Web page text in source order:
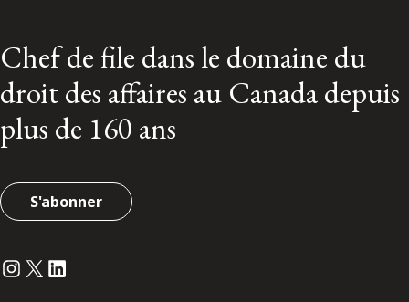
Chef de file dans le domaine du
droit des affaires au Canada depuis
plus de 160 ans
S'abonner
Instagram
Twitter
LinkedIn